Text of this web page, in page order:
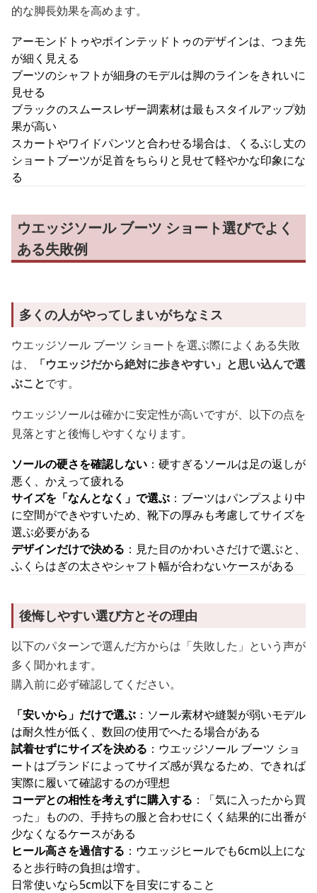
的な脚長効果を高めます。
アーモンドトゥやポインテッドトゥのデザインは、つま先
が細く見える
ブーツのシャフトが細身のモデルは脚のラインをきれいに
見せる
ブラックのスムースレザー調素材は最もスタイルアップ効
果が高い
スカートやワイドパンツと合わせる場合は、くるぶし丈の
ショートブーツが足首をちらりと見せて軽やかな印象にな
る
ウエッジソール ブーツ ショート選びでよく
ある失敗例
多くの人がやってしまいがちなミス
ウエッジソール ブーツ ショートを選ぶ際によくある失敗
は、
「ウエッジだから絶対に歩きやすい」と思い込んで選
ぶことです。
ウエッジソールは確かに安定性が高いですが、以下の点を
見落とすと後悔しやすくなります。
ソールの硬さを確認しない ：硬すぎるソールは足の返しが
悪く、かえって疲れる
サイズを「なんとなく」で選ぶ ：ブーツはパンプスより中
に空間ができやすいため、靴下の厚みも考慮してサイズを
選ぶ必要がある
デザインだけで決める ：見た目のかわいさだけで選ぶと、
ふくらはぎの太さやシャフト幅が合わないケースがある
後悔しやすい選び方とその理由
以下のパターンで選んだ方からは「失敗した」という声が
多く聞かれます。
購入前に必ず確認してください。
「安いから」だけで選ぶ ：ソール素材や縫製が弱いモデル
は耐久性が低く、数回の使用でへたる場合がある
試着せずにサイズを決める ：ウエッジソール ブーツ ショ
ートはブランドによってサイズ感が異なるため、できれば
実際に履いて確認するのが理想
コーデとの相性を考えずに購入する ：「気に入ったから買
った」ものの、手持ちの服と合わせにくく結果的に出番が
少なくなるケースがある
ヒール高さを過信する ：ウエッジヒールでも6cm以上にな
ると歩行時の負担は増す。
日常使いなら5cm以下を目安にすること